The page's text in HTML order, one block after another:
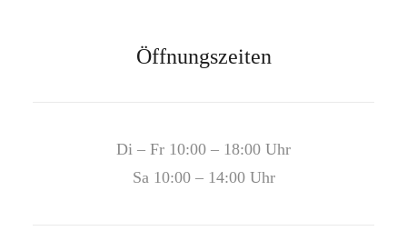
Öffnungszeiten
Di – Fr 10:00 – 18:00 Uhr
Sa 10:00 – 14:00 Uhr